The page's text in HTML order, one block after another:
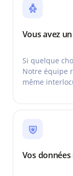
Vous avez
Si quelque
Notre équipe
même
Vos